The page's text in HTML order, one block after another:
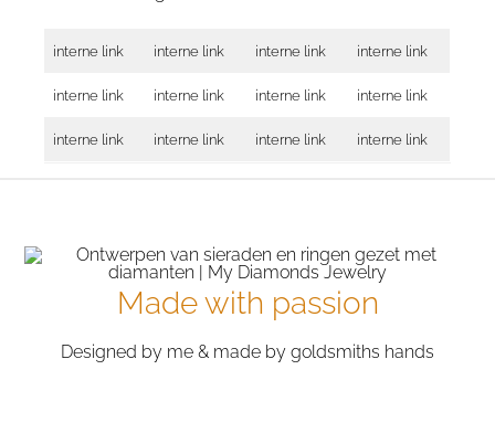
interne link interne link interne link interne link
interne link interne link interne link interne link
interne link interne link interne link interne link
Made with passion
Designed by me & made by goldsmiths hands